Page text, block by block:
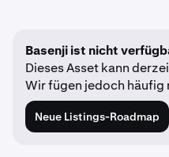
Basenji ist nicht
Dieses Asset kann
Wir fügen jedoch häufig
Neue Listings-Roadmap